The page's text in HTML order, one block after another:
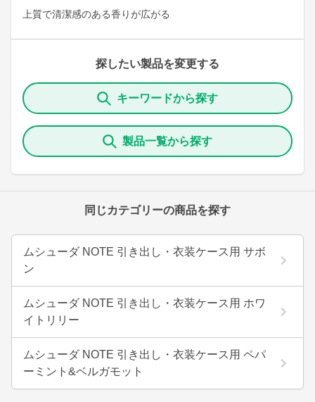
上質で清潔感のある香りが広がる
探したい製品を変更する
キーワードから探す
製品一覧から探す
同じカテゴリーの商品を探す
ムシューダ NOTE 引き出し・衣装ケース用 サボ
ン
ムシューダ NOTE 引き出し・衣装ケース用 ホワ
イトリリー
ムシューダ NOTE 引き出し・衣装ケース用 ペパ
ーミント&ベルガモット